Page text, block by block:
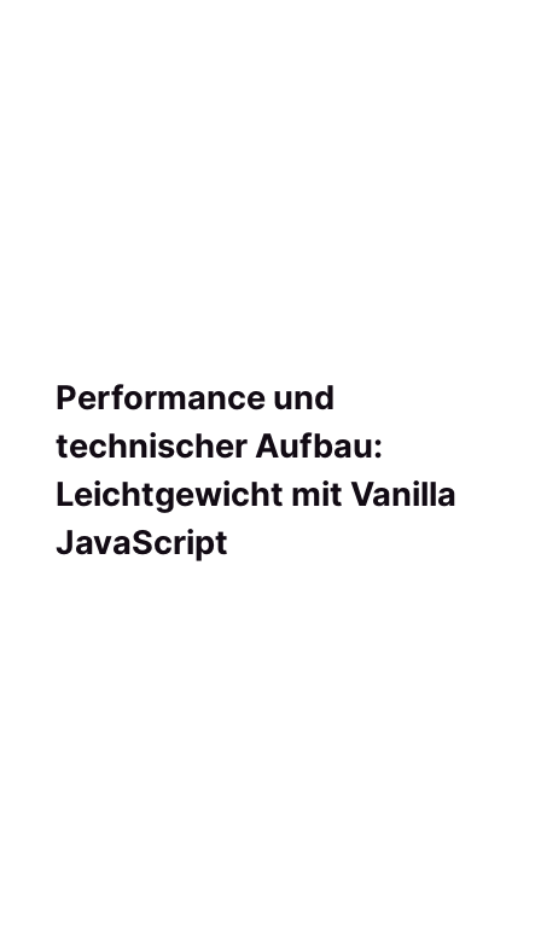
Performance und
technischer Aufbau:
Leichtgewicht mit Vanilla
JavaScript